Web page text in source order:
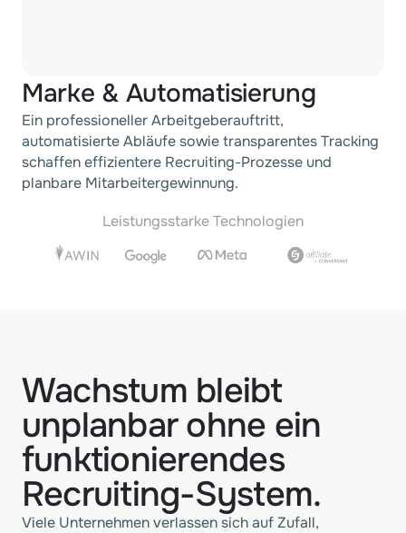
Marke & Automatisierung
Ein professioneller Arbeitgeberauftritt,
automatisierte Abläufe sowie transparentes Tracking
schaffen effizientere Recruiting-Prozesse und
planbare Mitarbeitergewinnung.
Leistungsstarke Technologien
Wachstum bleibt
unplanbar ohne ein
funktionierendes
Recruiting-System.
Viele Unternehmen verlassen sich auf Zufall,